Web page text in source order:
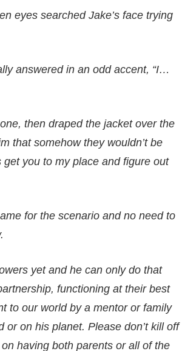
eyes searched Jake’s face trying
answered in an odd accent, “I…
then draped the jacket over the
that somehow they wouldn’t be
get you to my place and figure out
for the scenario and no need to
yet and he can only do that
functioning at their best
to our world by a mentor or family
on his planet. Please don’t kill off
having both parents or all of the